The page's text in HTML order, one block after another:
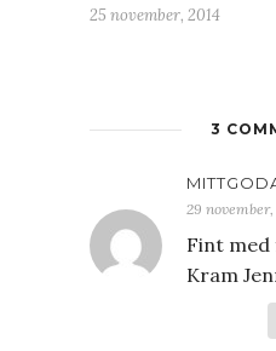
25 november, 2014
3
29
Fint med
Kram